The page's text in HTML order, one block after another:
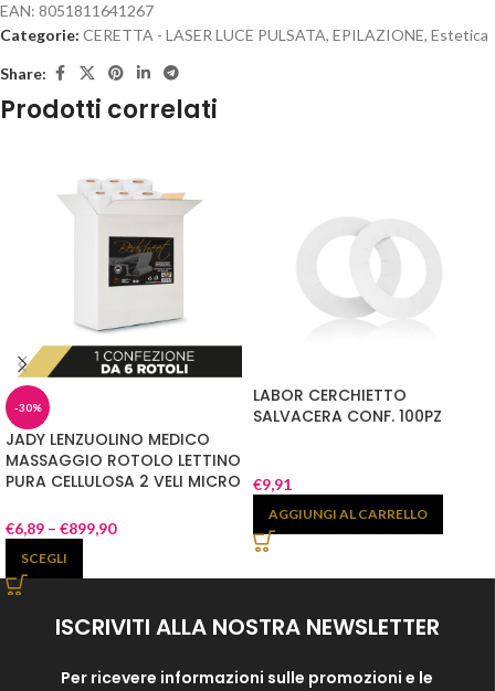
EAN: 8051811641267
Categorie: CERETTA - LASER LUCE PULSATA, EPILAZIONE, Estetica
Share:
Prodotti correlati
-30%
JADY LENZUOLINO MEDICO
MASSAGGIO ROTOLO LETTINO
PURA CELLULOSA 2 VELI MICRO
€6,89 – €899,90
SCEGLI
LABOR CERCHIETTO
SALVACERA CONF. 100PZ
€9,91
AGGIUNGI AL CARRELLO
ISCRIVITI ALLA NOSTRA NEWSLETTER
Per ricevere informazioni sulle promozioni e le